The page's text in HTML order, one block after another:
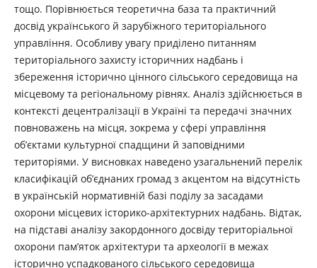
тощо. Порівнюється теоретична база та практичний
досвід українського й зарубіжного територіального
управління. Особливу увагу приділено питанням
територіального захисту історичних надбань і
збереження історично цінного сільського середовища на
місцевому та регіональному рівнях. Аналіз здійснюється в
контексті децентралізації в Україні та передачі значних
повноважень на місця, зокрема у сфері управління
об’єктами культурної спадщини й заповідними
територіями. У висновках наведено узагальнений перелік
класифікацій об’єднаних громад з акцентом на відсутність
в українській нормативній базі поділу за засадами
охорони місцевих історико-архітектурних надбань. Відтак,
на підставі аналізу закордонного досвіду територіальної
охорони пам’яток архітектури та археології в межах
історично успадкованого сільського середовища